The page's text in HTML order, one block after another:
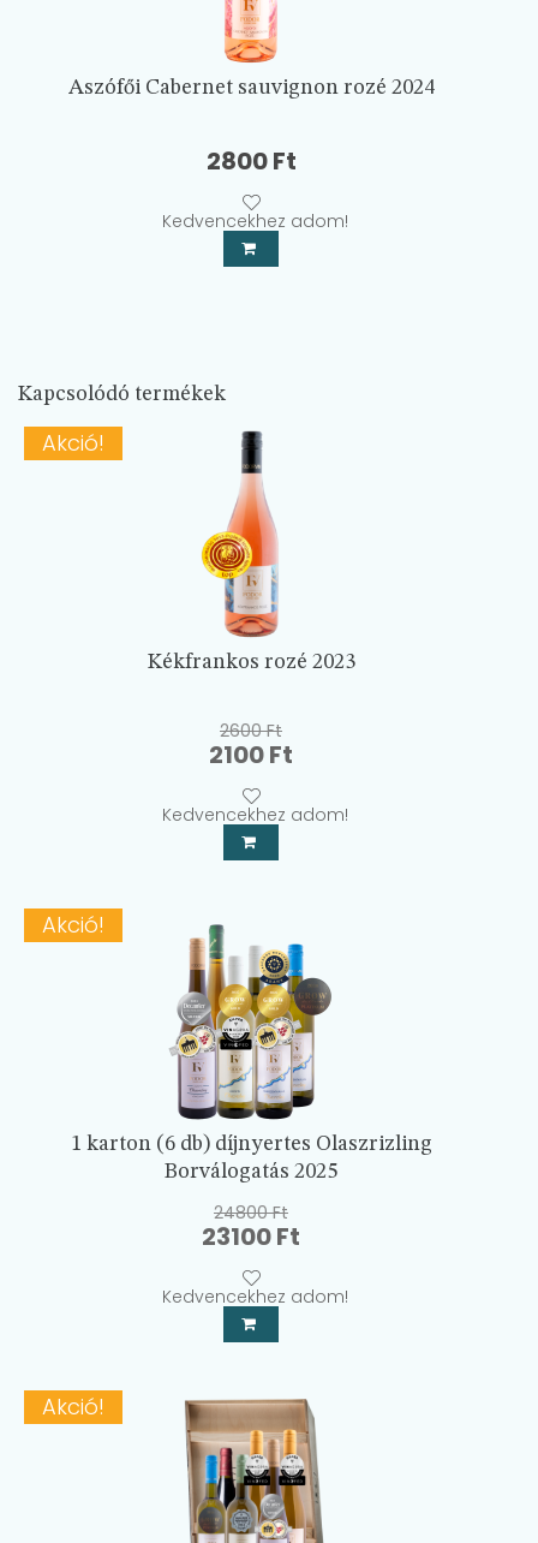
Aszófői Cabernet sauvignon rozé 2024
2800Ft
Kedvencekhez adom!
Kapcsolódó termékek
Akció!
Kékfrankos rozé 2023
2600Ft
Original
price
was:
2600 Ft.
2100Ft
is:
Kedvencekhez adom!
Akció!
1 karton (6 db) díjnyertes Olaszrizling
Borválogatás 2025
24800Ft
Original
price
was:
24800 Ft.
23100Ft
is:
Kedvencekhez adom!
Akció!